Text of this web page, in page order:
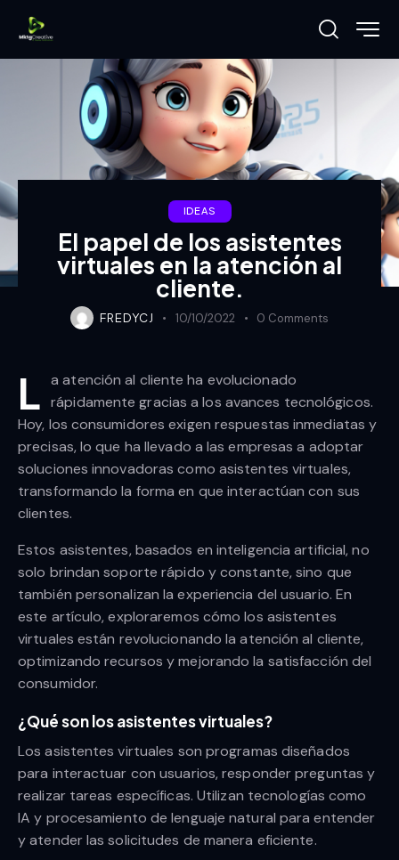
IDEAS
El papel de los asistentes
virtuales en la atención al
cliente.
FREDYCJ 10/10/2022 0 Comments
L a atención al cliente ha evolucionado
rápidamente gracias a los avances tecnológicos.
Hoy, los consumidores exigen respuestas inmediatas y
precisas, lo que ha llevado a las empresas a adoptar
soluciones innovadoras como asistentes virtuales,
transformando la forma en que interactúan con sus
clientes.
Estos asistentes, basados en inteligencia artificial, no
solo brindan soporte rápido y constante, sino que
también personalizan la experiencia del usuario. En
este artículo, exploraremos cómo los asistentes
virtuales están revolucionando la atención al cliente,
optimizando recursos y mejorando la satisfacción del
consumidor.
¿Qué son los asistentes virtuales?
Los asistentes virtuales son programas diseñados
para interactuar con usuarios, responder preguntas y
realizar tareas específicas. Utilizan tecnologías como
IA y procesamiento de lenguaje natural para entender
y atender las solicitudes de manera eficiente.